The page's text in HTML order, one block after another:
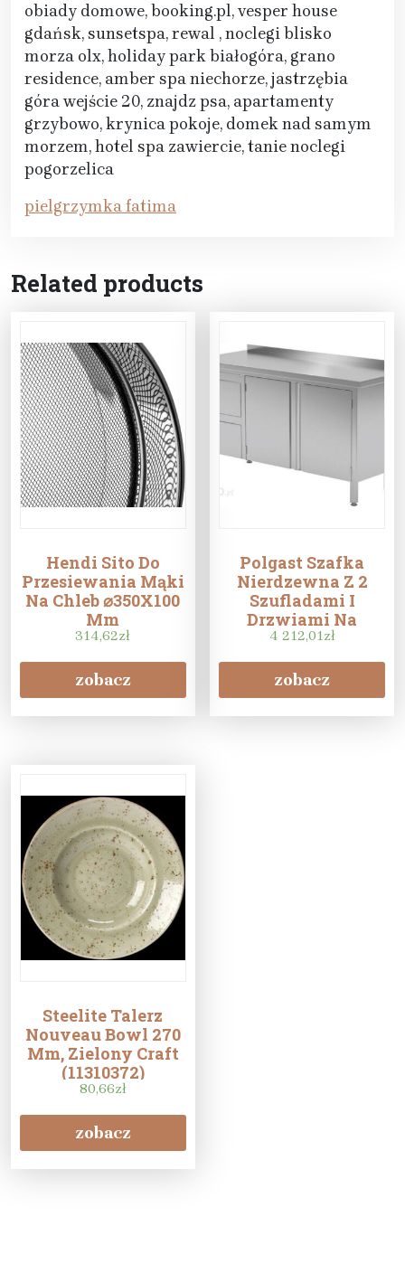
obiady domowe, booking.pl, vesper house
gdańsk, sunsetspa, rewal , noclegi blisko
morza olx, holiday park białogóra, grano
residence, amber spa niechorze, jastrzębia
góra wejście 20, znajdz psa, apartamenty
grzybowo, krynica pokoje, domek nad samym
morzem, hotel spa zawiercie, tanie noclegi
pogorzelica
pielgrzymka fatima
Related products
Hendi Sito Do
Przesiewania Mąki
Na Chleb ⌀350X100
Mm
314,62zł
zobacz
Polgast Szafka
Nierdzewna Z 2
Szufladami I
Drzwiami Na
Zawiasach
1900X700X850
4 212,01zł
zobacz
Steelite Talerz
Nouveau Bowl 270
Mm, Zielony Craft
(11310372)
80,66zł
zobacz